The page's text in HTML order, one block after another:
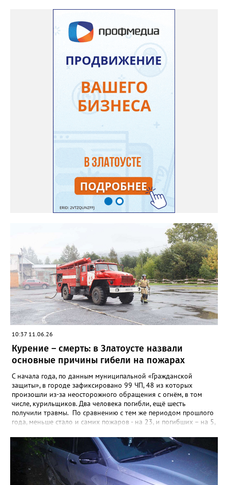
работ. Причиной отслоения отделочного слоя потолка в палате
явилось подтопление в результате протечки кровли», -
сообщили в региональной прокуратуре. В ходе проверки
прокуратурой города будет дана оценка исполнению
требований федерального законодательства ответственными
должностными лицами. При наличии оснований будут приняты
мер прокурорского реагирования.
10:37 11.06.26
Курение – смерть: в Златоусте назвали
основные причины гибели на пожарах
С начала года, по данным муниципальной «Гражданской
защиты», в городе зафиксировано 99 ЧП, 48 из которых
произошли из-за неосторожного обращения с огнём, в том
числе, курильщиков. Два человека погибли, ещё шесть
получили травмы. По сравнению с тем же периодом прошлого
года, меньше стало и самих пожаров - на 23, и погибших – на 5,
было четверо. Кроме неосторожности при обращении с огнём,
чаще всего причинами пожаров в Златоусте становятся
неисправные электропроводка и печи. Из-за них в этом году
загоралось уже 38 раз, в таких ЧП пострадали два человека.
Причинами ещё 5 пожаров стали поджоги.